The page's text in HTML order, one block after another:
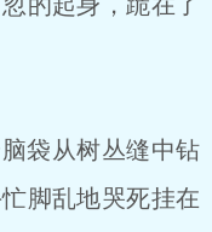
袋从树丛缝中钻
脚乱地哭死挂在